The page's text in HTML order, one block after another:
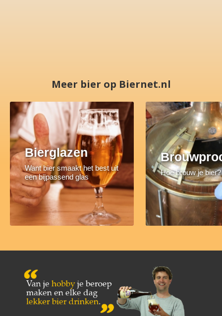
Meer bier op Biernet.nl
Bierglazen
Want bier smaakt het best uit
een bijpassend glas
Hoe brouw je bier?